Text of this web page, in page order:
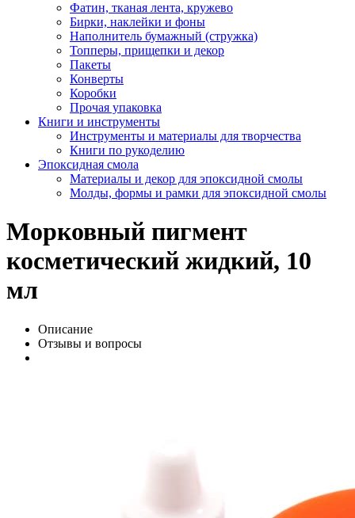
Фатин, тканая лента, кружево
Бирки, наклейки и фоны
Наполнитель бумажный (стружка)
Топперы, прищепки и декор
Пакеты
Конверты
Коробки
Прочая упаковка
Книги и инструменты
Инструменты и материалы для творчества
Книги по рукоделию
Эпоксидная смола
Материалы и декор для эпоксидной смолы
Молды, формы и рамки для эпоксидной смолы
Морковный пигмент
косметический жидкий, 10
мл
Описание
Отзывы и вопросы